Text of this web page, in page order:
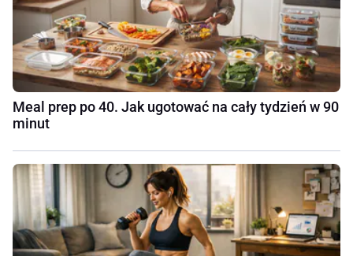
Meal prep po 40. Jak ugotować na cały tydzień w 90
minut